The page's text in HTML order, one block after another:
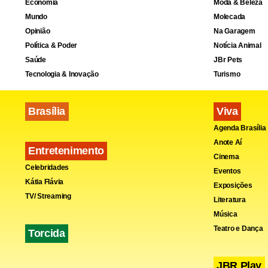
franceses,
Leia
Marco
PSDB
Veja os
Ravi vai
Ao chegar
segundo a
cooperação
Economia
Mundo
Opinião
Política & Poder
Saúde
Tecnologia & Inovação
Brasília
Entretenimento
Celebridades
Kátia Flávia
TV/ Streaming
Torcida
Moda & Beleza
Molecada
Na Garagem
Notícia Animal
JBr Pets
Turismo
Viva
Agenda Brasília
Anote Aí
Cinema
Eventos
Exposições
Literatura
Música
Teatro e Dança